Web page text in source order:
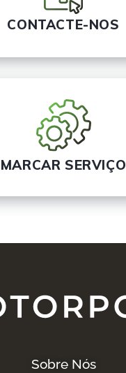
CONTACTE-NOS
MARCAR SERVIÇO
Sobre Nós